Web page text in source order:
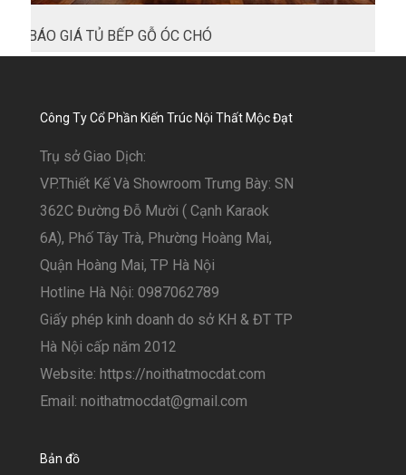
BÁO GIÁ TỦ BẾP GỖ ÓC CHÓ
Công Ty Cổ Phần Kiến Trúc Nội Thất Mộc Đạt
Trụ sở Giao Dịch:
VP.Thiết Kế Và Showroom Trưng Bày: SN
362C Đường Đỗ Mười ( Cạnh Karaok
6A), Phố Tây Trà, Phường Hoàng Mai,
Quận Hoàng Mai, TP Hà Nội
Hotline Hà Nội: 0987062789
Giấy phép kinh doanh do sở KH & ĐT TP
Hà Nội cấp năm 2012
Website: https://noithatmocdat.com
Email: noithatmocdat@gmail.com
Bản đồ